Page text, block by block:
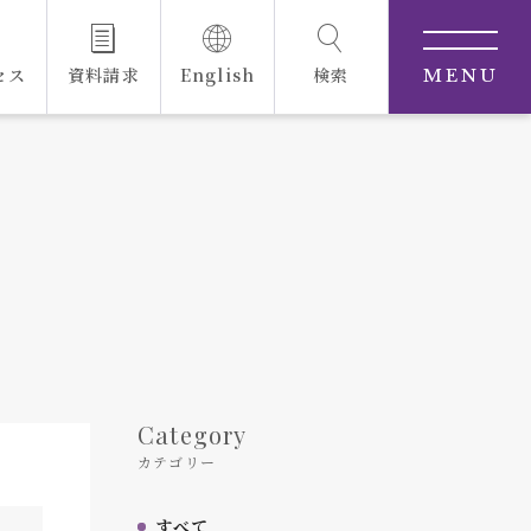
ス 資料請求 English 検索 MENU
Category
カテゴリー
すべて